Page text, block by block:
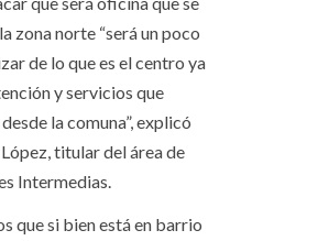
zona norte “será un poco
de lo que es el centro ya
y servicios que
la comuna”, explicó
titular del área de
Intermedias.
que si bien está en barrio